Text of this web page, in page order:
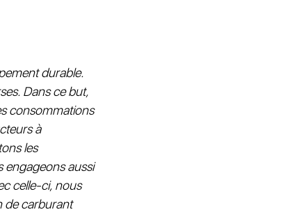
durable.
Dans ce but,
consommations
à
les
engageons aussi
celle-ci, nous
de carburant